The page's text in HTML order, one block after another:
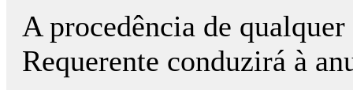
A procedência de
Requerente conduzirá à